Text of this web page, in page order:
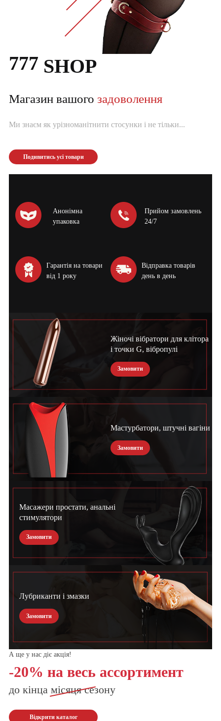
777 SHOP
Магазин вашого задоволення
Ми знаєм як урізноманітнити стосунки і не тільки...
Подивитись усі товари
Анонімна
упаковка
Прийом замовлень
24/7
Гарантія на товари
від 1 року
Відправка товарів
день в день
Жіночі вібратори для клітора
і точки G, вібропулі
Замовити
Мастурбатори, штучні вагіни
Замовити
Масажери простати, анальні
стимулятори
Замовити
Лубриканти і змазки
Замовити
А ще у нас діє акція!
-20% на весь ассортимент
до кінца місяцясезону
Відкрити каталог